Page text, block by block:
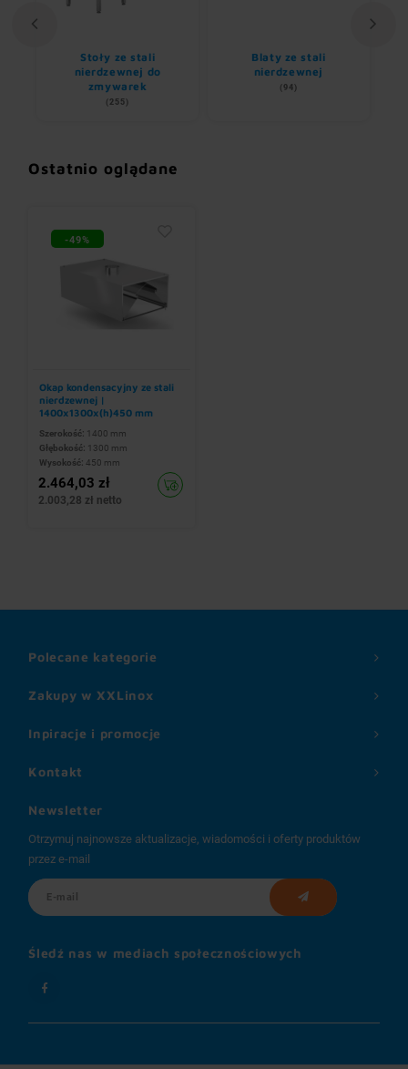
Stoły ze stali
nierdzewnej do
zmywarek
(255)
Blaty ze stali
nierdzewnej
(94)
Ostatnio oglądane
-49%
Okap kondensacyjny ze stali
nierdzewnej |
1400x1300x(h)450 mm
Szerokość: 1400 mm
Głębokość: 1300 mm
Wysokość: 450 mm
2.464,03 zł
2.003,28 zł netto
Zakupy w XXLinox
Inpiracje i promocje
Polecane kategorie
Kontakt
Newsletter
Otrzymuj najnowsze aktualizacje, wiadomości i oferty produktów
przez e-mail
Śledź nas w mediach społecznościowych